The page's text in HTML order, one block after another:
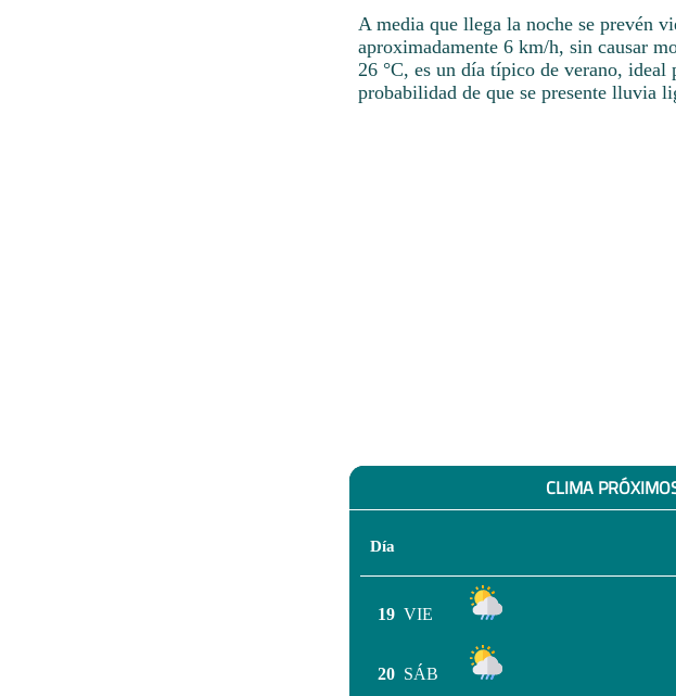
A media que llega la noche se prevén
aproximadamente 6 km/h, sin causar
26 °C, es un día típico de verano,
probabilidad de que se presente lluvia
CLIMA
Día
19 VIE
20 SÁB